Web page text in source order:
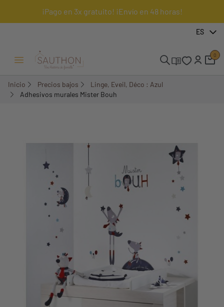
¡Pago en 3x gratuito! ¡Envío en 48 horas!
ES
Menú Abrir/Cerrar
0
Inicio Precios bajos
Linge, Eveil, Déco : Azul
Adhesivos murales Mister Bouh
-62,67%